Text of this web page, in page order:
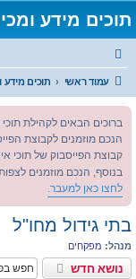
תוכים מידע
עמוד ראשי
ברוכים הבאים לקהילת תוכי
הנכם מוזמנים לקבוצת
קבוצת הפייסבוק של תוכי
בנוסף, הנכם מוזמנים
לחצו כאן למעבר.
בתי גידול מחו"ל
מנהל: מפקחים
נושא חדש